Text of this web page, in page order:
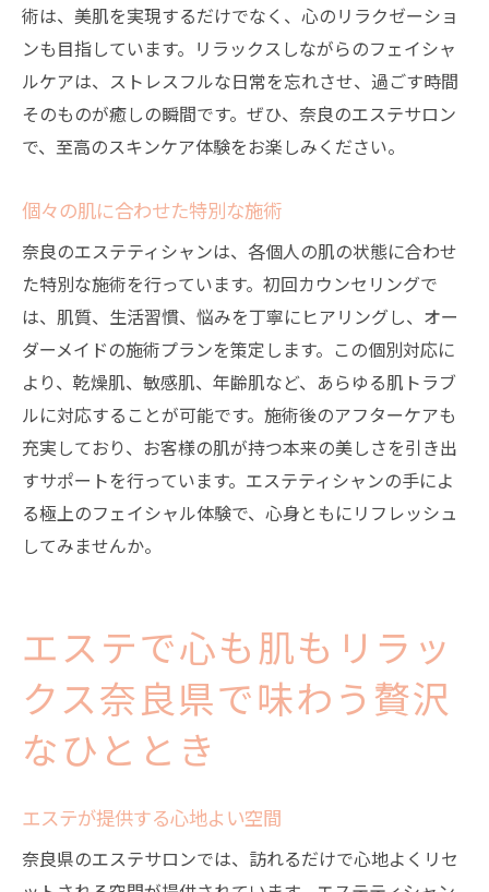
術は、美肌を実現するだけでなく、心のリラクゼーショ
ンも目指しています。リラックスしながらのフェイシャ
ルケアは、ストレスフルな日常を忘れさせ、過ごす時間
そのものが癒しの瞬間です。ぜひ、奈良のエステサロン
で、至高のスキンケア体験をお楽しみください。
個々の肌に合わせた特別な施術
奈良のエステティシャンは、各個人の肌の状態に合わせ
た特別な施術を行っています。初回カウンセリングで
は、肌質、生活習慣、悩みを丁寧にヒアリングし、オー
ダーメイドの施術プランを策定します。この個別対応に
より、乾燥肌、敏感肌、年齢肌など、あらゆる肌トラブ
ルに対応することが可能です。施術後のアフターケアも
充実しており、お客様の肌が持つ本来の美しさを引き出
すサポートを行っています。エステティシャンの手によ
る極上のフェイシャル体験で、心身ともにリフレッシュ
してみませんか。
エステで心も肌もリラッ
クス奈良県で味わう贅沢
なひととき
エステが提供する心地よい空間
奈良県のエステサロンでは、訪れるだけで心地よくリセ